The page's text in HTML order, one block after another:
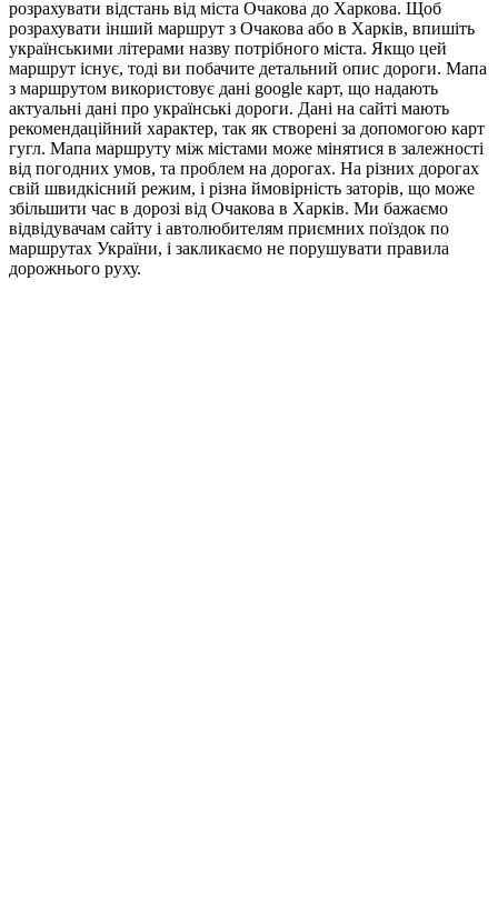
розрахувати відстань від міста Очакова до Харкова. Щоб
розрахувати інший маршрут з Очакова або в Харків, впишіть
українськими літерами назву потрібного міста. Якщо цей
маршрут існує, тоді ви побачите детальний опис дороги. Мапа
з маршрутом використовує дані google карт, що надають
актуальні дані про українські дороги. Дані на сайті мають
рекомендаційний характер, так як створені за допомогою карт
гугл. Мапа маршруту між містами може мінятися в залежності
від погодних умов, та проблем на дорогах. На різних дорогах
свій швидкісний режим, і різна ймовірність заторів, що може
збільшити час в дорозі від Очакова в Харків. Ми бажаємо
відвідувачам сайту і автолюбителям приємних поїздок по
маршрутах України, і закликаємо не порушувати правила
дорожнього руху.